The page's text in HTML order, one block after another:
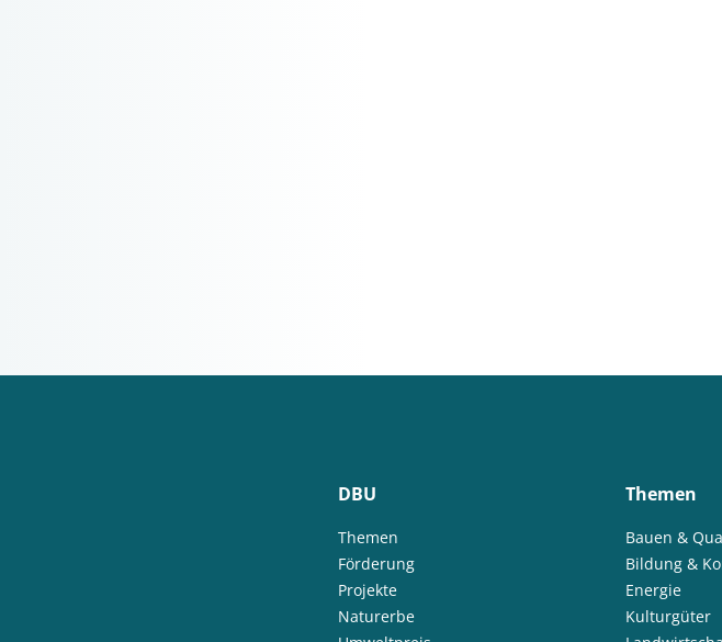
DBU
Themen
Förderung
Projekte
Naturerbe
Themen
Bauen &
Bildung &
Energie
Kulturgüter